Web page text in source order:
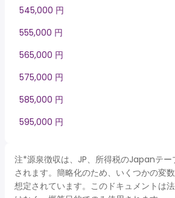
545,000 円
555,000 円
565,000 円
575,000 円
585,000 円
595,000 円
注*源泉徴収は、JP、所得税のJapanテー
されます。簡略化のため、いくつかの変
想定されています。このドキュメントは